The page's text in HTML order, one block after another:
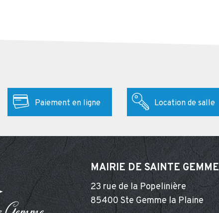
Paiement en ligne Location de salle
MAIRIE DE SAINTE GEMME
23 rue de la Popelinière
85400 Ste Gemme la Plaine